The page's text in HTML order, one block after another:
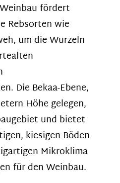
fördert
Rebsorten wie
um die Wurzeln
Die Bekaa-Ebene,
Höhe gelegen,
und bietet
kiesigen Böden
Mikroklima
für den Weinbau.